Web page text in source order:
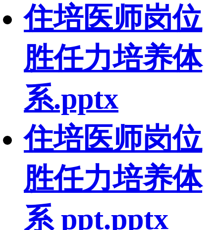
住培医师岗位
胜任力培养体
系.pptx
住培医师岗位
胜任力培养体
系 ppt.pptx